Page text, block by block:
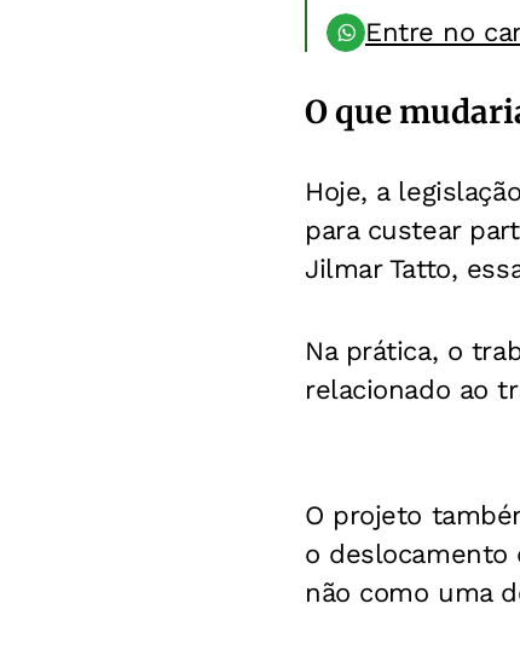
Entre no
O que
Hoje, a
para custear
Jilmar Tatto,
Na prática, o
relacionado ao
O projeto
o deslocamento
não como uma